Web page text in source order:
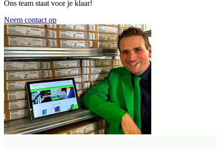
Ons team staat voor je klaar!
Neem contact op